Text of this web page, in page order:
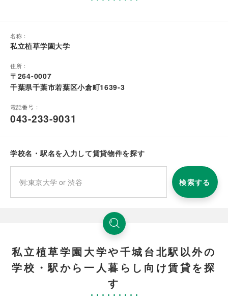
名称：
私立植草学園大学
住所：
〒264-0007
千葉県千葉市若葉区小倉町1639-3
電話番号：
043-233-9031
学校名・駅名を入力して賃貸物件を探す
検索する
私立植草学園大学や千城台北駅以外の
学校・駅から一人暮らし向け賃貸を探
す